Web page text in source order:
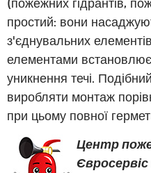
простий: вони
з'єднувальних
елементами
уникнення течі.
виробляти монтаж
при цьому повної
Центр
Євросервіс